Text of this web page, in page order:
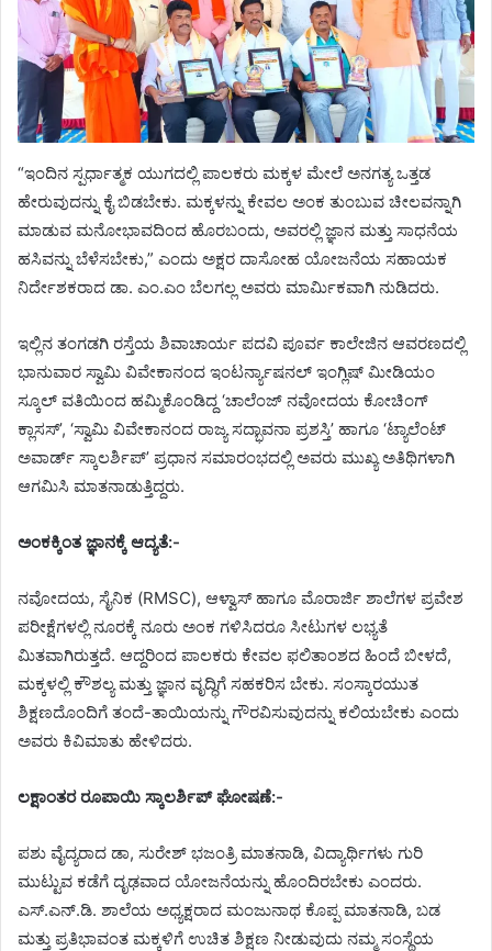
“ಇಂದಿನ ಸ್ಪರ್ಧಾತ್ಮಕ ಯುಗದಲ್ಲಿ ಪಾಲಕರು ಮಕ್ಕಳ ಮೇಲೆ ಅನಗತ್ಯ ಒತ್ತಡ
ಹೇರುವುದನ್ನು ಕೈ ಬಿಡಬೇಕು. ಮಕ್ಕಳನ್ನು ಕೇವಲ ಅಂಕ ತುಂಬುವ ಚೀಲವನ್ನಾಗಿ
ಮಾಡುವ ಮನೋಭಾವದಿಂದ ಹೊರಬಂದು, ಅವರಲ್ಲಿ ಜ್ಞಾನ ಮತ್ತು ಸಾಧನೆಯ
ಹಸಿವನ್ನು ಬೆಳೆಸಬೇಕು,” ಎಂದು ಅಕ್ಷರ ದಾಸೋಹ ಯೋಜನೆಯ ಸಹಾಯಕ
ನಿರ್ದೇಶಕರಾದ ಡಾ. ಎಂ.ಎಂ ಬೆಲಗಲ್ಲ ಅವರು ಮಾರ್ಮಿಕವಾಗಿ ನುಡಿದರು.
ಇಲ್ಲಿನ ತಂಗಡಗಿ ರಸ್ತೆಯ ಶಿವಾಚಾರ್ಯ ಪದವಿ ಪೂರ್ವ ಕಾಲೇಜಿನ ಆವರಣದಲ್ಲಿ
ಭಾನುವಾರ ಸ್ವಾಮಿ ವಿವೇಕಾನಂದ ಇಂಟರ್ನ್ಯಾಷನಲ್ ಇಂಗ್ಲಿಷ್ ಮೀಡಿಯಂ
ಸ್ಕೂಲ್ ವತಿಯಿಂದ ಹಮ್ಮಿಕೊಂಡಿದ್ದ ‘ಚಾಲೆಂಜ್ ನವೋದಯ ಕೋಚಿಂಗ್
ಕ್ಲಾಸಸ್’, ‘ಸ್ವಾಮಿ ವಿವೇಕಾನಂದ ರಾಜ್ಯ ಸದ್ಭಾವನಾ ಪ್ರಶಸ್ತಿ’ ಹಾಗೂ ‘ಟ್ಯಾಲೆಂಟ್
ಅವಾರ್ಡ್ ಸ್ಕಾಲರ್ಶಿಪ್’ ಪ್ರಧಾನ ಸಮಾರಂಭದಲ್ಲಿ ಅವರು ಮುಖ್ಯ ಅತಿಥಿಗಳಾಗಿ
ಆಗಮಿಸಿ ಮಾತನಾಡುತ್ತಿದ್ದರು.
ಅಂಕಕ್ಕಿಂತ ಜ್ಞಾನಕ್ಕೆ ಆದ್ಯತೆ:-
ನವೋದಯ, ಸೈನಿಕ (RMSC), ಆಳ್ವಾಸ್ ಹಾಗೂ ಮೊರಾರ್ಜಿ ಶಾಲೆಗಳ ಪ್ರವೇಶ
ಪರೀಕ್ಷೆಗಳಲ್ಲಿ ನೂರಕ್ಕೆ ನೂರು ಅಂಕ ಗಳಿಸಿದರೂ ಸೀಟುಗಳ ಲಭ್ಯತೆ
ಮಿತವಾಗಿರುತ್ತದೆ. ಆದ್ದರಿಂದ ಪಾಲಕರು ಕೇವಲ ಫಲಿತಾಂಶದ ಹಿಂದೆ ಬೀಳದೆ,
ಮಕ್ಕಳಲ್ಲಿ ಕೌಶಲ್ಯ ಮತ್ತು ಜ್ಞಾನ ವೃದ್ಧಿಗೆ ಸಹಕರಿಸ ಬೇಕು. ಸಂಸ್ಕಾರಯುತ
ಶಿಕ್ಷಣದೊಂದಿಗೆ ತಂದೆ-ತಾಯಿಯನ್ನು ಗೌರವಿಸುವುದನ್ನು ಕಲಿಯಬೇಕು ಎಂದು
ಅವರು ಕಿವಿಮಾತು ಹೇಳಿದರು.
ಲಕ್ಷಾಂತರ ರೂಪಾಯಿ ಸ್ಕಾಲರ್ಶಿಪ್ ಘೋಷಣೆ:-
ಪಶು ವೈದ್ಯರಾದ ಡಾ, ಸುರೇಶ್ ಭಜಂತ್ರಿ ಮಾತನಾಡಿ, ವಿದ್ಯಾರ್ಥಿಗಳು ಗುರಿ
ಮುಟ್ಟುವ ಕಡೆಗೆ ದೃಢವಾದ ಯೋಜನೆಯನ್ನು ಹೊಂದಿರಬೇಕು ಎಂದರು.
ಎಸ್.ಎನ್.ಡಿ. ಶಾಲೆಯ ಅಧ್ಯಕ್ಷರಾದ ಮಂಜುನಾಥ ಕೊಪ್ಪ ಮಾತನಾಡಿ, ಬಡ
ಮತ್ತು ಪ್ರತಿಭಾವಂತ ಮಕ್ಕಳಿಗೆ ಉಚಿತ ಶಿಕ್ಷಣ ನೀಡುವುದು ನಮ್ಮ ಸಂಸ್ಥೆಯ